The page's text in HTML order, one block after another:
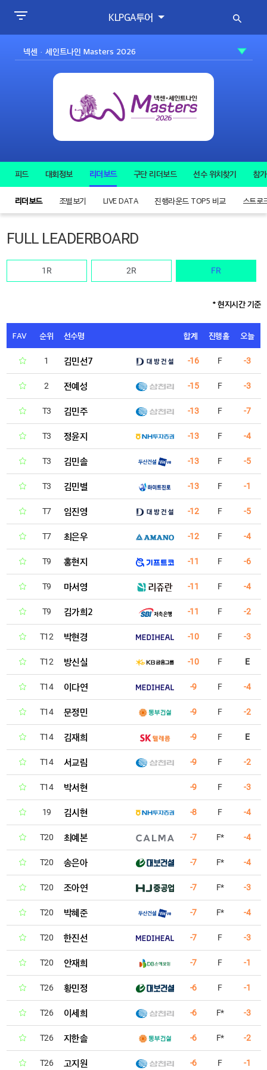
KLPGA투어
피드 대회정보 리더보드 구단 리더보드 선수 위치찾기 참
리더보드 조별보기 LIVE DATA 진행라운드 TOP5 비교 스트로
FULL LEADERBOARD
1R 2R FR
* 현지시간 기준
FAV 순위 선수명 합계 진행홀 오늘
1 김민선7 -16 F -3
2 전예성 -15 F -3
T3 김민주 -13 F -7
T3 정윤지 -13 F -4
T3 김민솔 -13 F -5
T3 김민별 -13 F -1
T7 임진영 -12 F -5
T7 최은우 -12 F -4
T9 홍현지 -11 F -6
T9 마서영 -11 F -4
T9 김가희2 -11 F -2
T12 박현경 -10 F -3
T12 방신실 -10 F E
T14 이다연 -9 F -4
T14 문정민 -9 F -2
T14 김재희 -9 F E
T14 서교림 -9 F -2
T14 박서현 -9 F -3
19 김시현 -8 F -4
T20 최예본 -7 F* -4
T20 송은아 -7 F* -4
T20 조아연 -7 F* -3
T20 박혜준 -7 F* -4
T20 한진선 -7 F -3
T20 안재희 -7 F -1
T26 황민정 -6 F -1
T26 이세희 -6 F* -3
T26 지한솔 -6 F* -2
T26 고지원 -6 F -1